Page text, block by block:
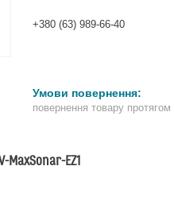
+380 (63) 989-66-40
повернення товару протягом
MaxSonar-EZ1